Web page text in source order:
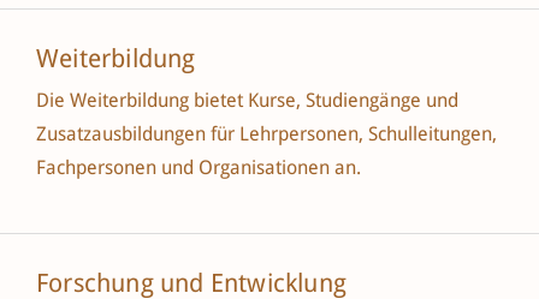
Weiterbildung
Die Weiterbildung bietet Kurse, Studiengänge und
Zusatzausbildungen für Lehrpersonen, Schulleitungen,
Fachpersonen und Organisationen an.
Forschung und Entwicklung